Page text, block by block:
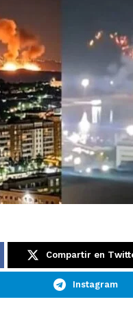
Compartir en
Instagram